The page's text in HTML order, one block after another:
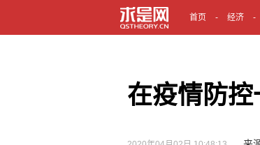
首页 经济
在疫情防